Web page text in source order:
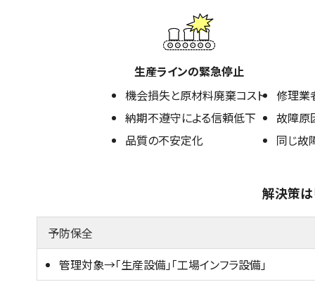
生産ラインの緊急停止
機会損失と原材料廃棄コスト
納期不遵守による信頼低下
品質の不安定化
修理業
故障原
同じ故
解決策は
予防保全
管理対象→「生産設備」「工場インフラ設備」